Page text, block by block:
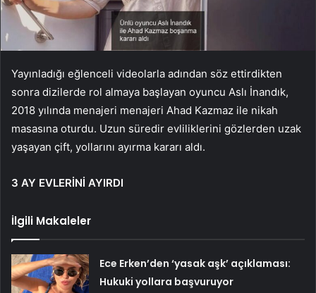
Yayınladığı eğlenceli videolarla adından söz ettirdikten
sonra dizilerde rol almaya başlayan oyuncu Aslı İnandık,
2018 yılında menajeri menajeri Ahad Kazmaz ile nikah
masasına oturdu. Uzun süredir evliliklerini gözlerden uzak
yaşayan çift, yollarını ayırma kararı aldı.
3 AY EVLERİNİ AYIRDI
İlgili Makaleler
Ece Erken’den ‘yasak aşk’ açıklaması:
Hukuki yollara başvuruyor